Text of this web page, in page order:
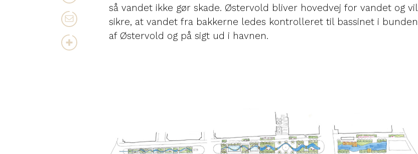
så vandet ikke gør skade. Østervold bliver hovedvej for vandet og vil
sikre, at vandet fra bakkerne ledes kontrolleret til bassinet i bunden
af Østervold og på sigt ud i havnen.